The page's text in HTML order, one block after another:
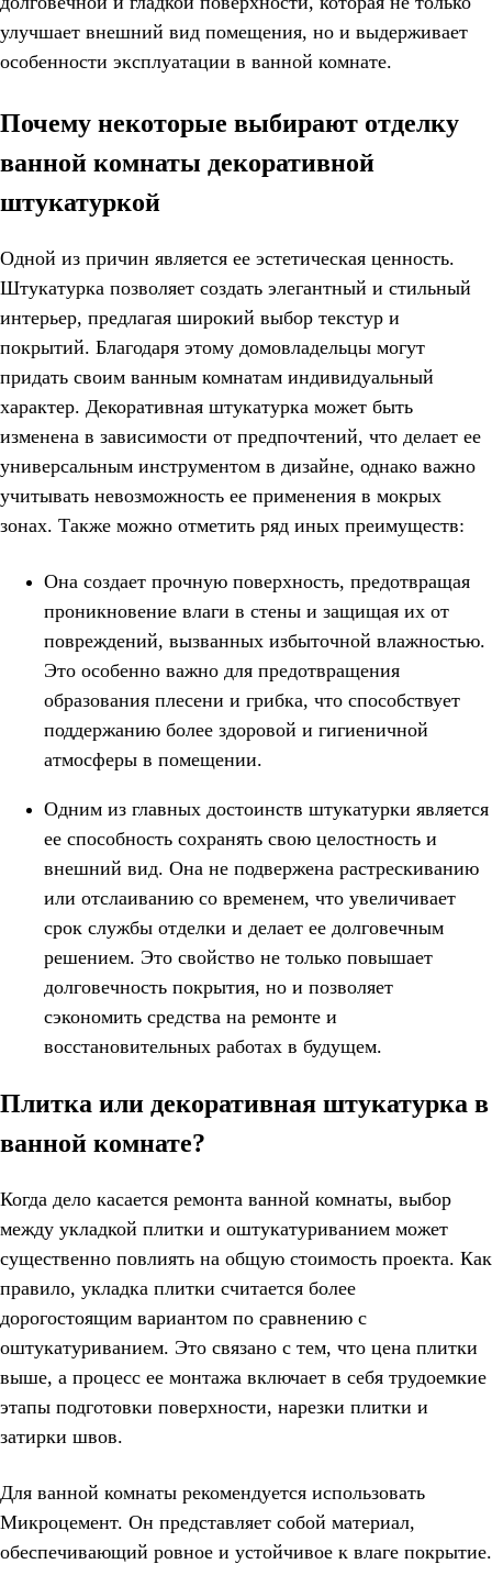
улучшает внешний вид помещения, но и выдерживает
особенности эксплуатации в ванной комнате.
Почему некоторые выбирают отделку
ванной комнаты декоративной
штукатуркой
Одной из причин является ее эстетическая ценность.
Штукатурка позволяет создать элегантный и стильный
интерьер, предлагая широкий выбор текстур и
покрытий. Благодаря этому домовладельцы могут
придать своим ванным комнатам индивидуальный
характер. Декоративная штукатурка может быть
изменена в зависимости от предпочтений, что делает ее
универсальным инструментом в дизайне, однако важно
учитывать невозможность ее применения в мокрых
зонах. Также можно отметить ряд иных преимуществ:
Она создает прочную поверхность, предотвращая
проникновение влаги в стены и защищая их от
повреждений, вызванных избыточной влажностью.
Это особенно важно для предотвращения
образования плесени и грибка, что способствует
поддержанию более здоровой и гигиеничной
атмосферы в помещении.
Одним из главных достоинств штукатурки является
ее способность сохранять свою целостность и
внешний вид. Она не подвержена растрескиванию
или отслаиванию со временем, что увеличивает
срок службы отделки и делает ее долговечным
решением. Это свойство не только повышает
долговечность покрытия, но и позволяет
сэкономить средства на ремонте и
восстановительных работах в будущем.
Плитка или декоративная штукатурка в
ванной комнате?
Когда дело касается ремонта ванной комнаты, выбор
между укладкой плитки и оштукатуриванием может
существенно повлиять на общую стоимость проекта. Как
правило, укладка плитки считается более
дорогостоящим вариантом по сравнению с
оштукатуриванием. Это связано с тем, что цена плитки
выше, а процесс ее монтажа включает в себя трудоемкие
этапы подготовки поверхности, нарезки плитки и
затирки швов.
Для ванной комнаты рекомендуется использовать
Микроцемент. Он представляет собой материал,
обеспечивающий ровное и устойчивое к влаге покрытие.